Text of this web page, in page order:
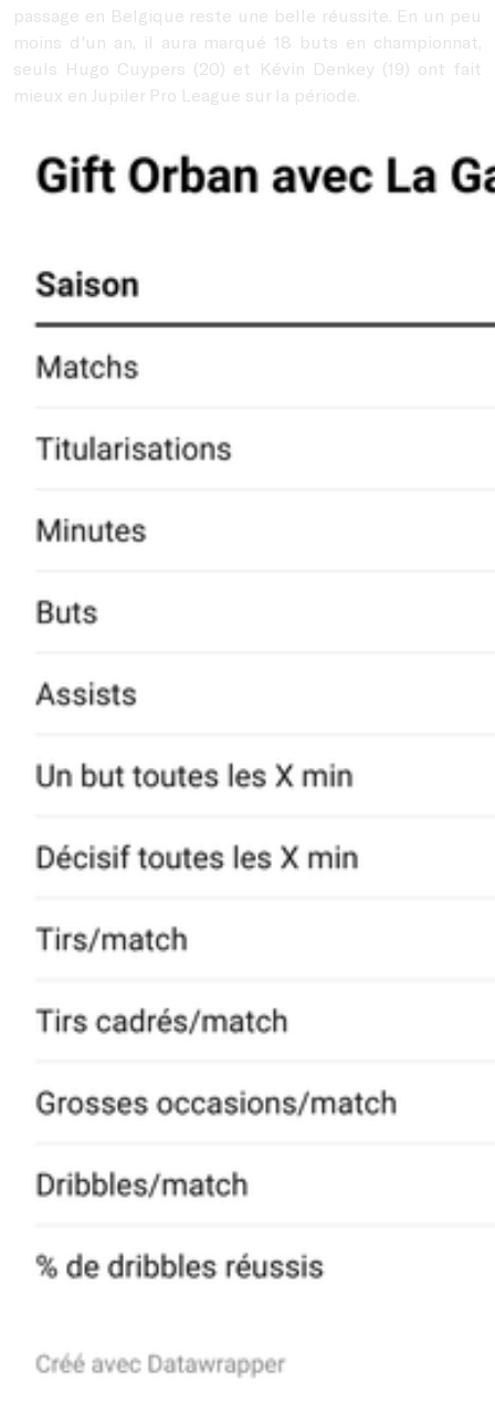
passage en Belgique reste une belle réussite. En un peu
moins d'un an, il aura marqué 18 buts en championnat,
seuls Hugo Cuypers (20) et Kévin Denkey (19) ont fait
mieux en Jupiler Pro League sur la période.